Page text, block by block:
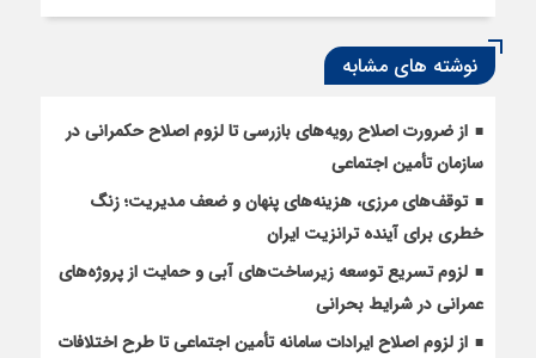
نوشته های مشابه
از ضرورت اصلاح رویه‌های بازرسی تا لزوم اصلاح حکمرانی در
سازمان تأمین اجتماعی
توقف‌های مرزی، هزینه‌های پنهان و ضعف مدیریت؛ زنگ
خطری برای آینده ترانزیت ایران
لزوم تسریع توسعه زیرساخت‌های آبی و حمایت از پروژه‌های
عمرانی در شرایط بحرانی
از لزوم اصلاح ایرادات سامانه تأمین اجتماعی تا طرح اختلافات